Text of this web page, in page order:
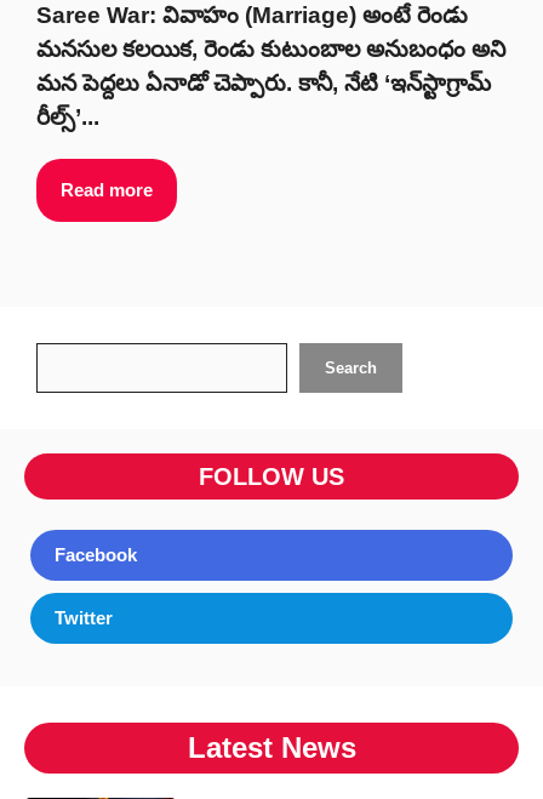
Saree War: వివాహం (Marriage) అంటే రెండు
మనసుల కలయిక, రెండు కుటుంబాల అనుబంధం అని
మన పెద్దలు ఏనాడో చెప్పారు. కానీ, నేటి ‘ఇన్‌స్టాగ్రామ్
రీల్స్’...
Read more
Search
FOLLOW US
Facebook
Twitter
Latest News